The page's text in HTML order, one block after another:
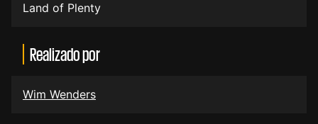
Land of Plenty
Realizado por
Wim Wenders